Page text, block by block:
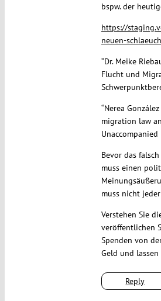
Reply
bspw. der
https://
neuen-
“Dr. Meike
Flucht und
“Nerea
migration law
Unaccompanied
Bevor das
muss einen
muss nicht
Verstehen Sie
veröffentlichen
Spenden von
Geld und